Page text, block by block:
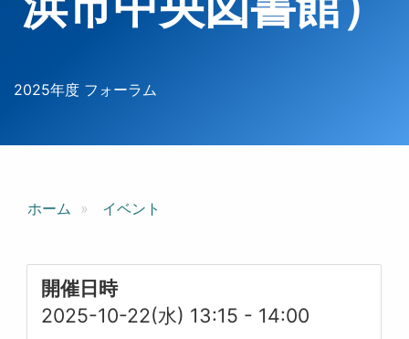
2025年度 フォーラム
ホーム イベント
開催日時
2025-10-22(水) 13:15 - 14:00